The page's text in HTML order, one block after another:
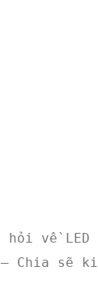
hỏi về
– Chia sẽ